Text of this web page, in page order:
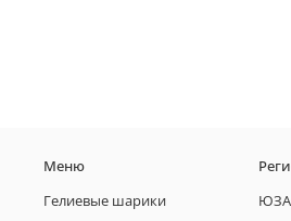
Меню
Гелиевые шарики